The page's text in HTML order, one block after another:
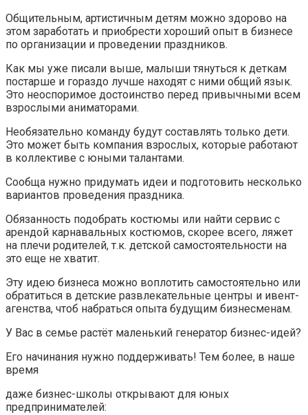
Общительным, артистичным детям можно здорово на
этом заработать и приобрести хороший опыт в бизнесе
по организации и проведении праздников.
Как мы уже писали выше, малыши тянуться к деткам
постарше и гораздо лучше находят с ними общий язык.
Это неоспоримое достоинство перед привычными всем
взрослыми аниматорами.
Необязательно команду будут составлять только дети.
Это может быть компания взрослых, которые работают
в коллективе с юными талантами.
Сообща нужно придумать идеи и подготовить несколько
вариантов проведения праздника.
Обязанность подобрать костюмы или найти сервис с
арендой карнавальных костюмов, скорее всего, ляжет
на плечи родителей, т.к. детской самостоятельности на
это еще не хватит.
Эту идею бизнеса можно воплотить самостоятельно или
обратиться в детские развлекательные центры и ивент-
агенства, чтоб набраться опыта будущим бизнесменам.
У Вас в семье растёт маленький генератор бизнес-идей?
Его начинания нужно поддерживать! Тем более, в наше
время
даже бизнес-школы открывают для юных
предпринимателей: